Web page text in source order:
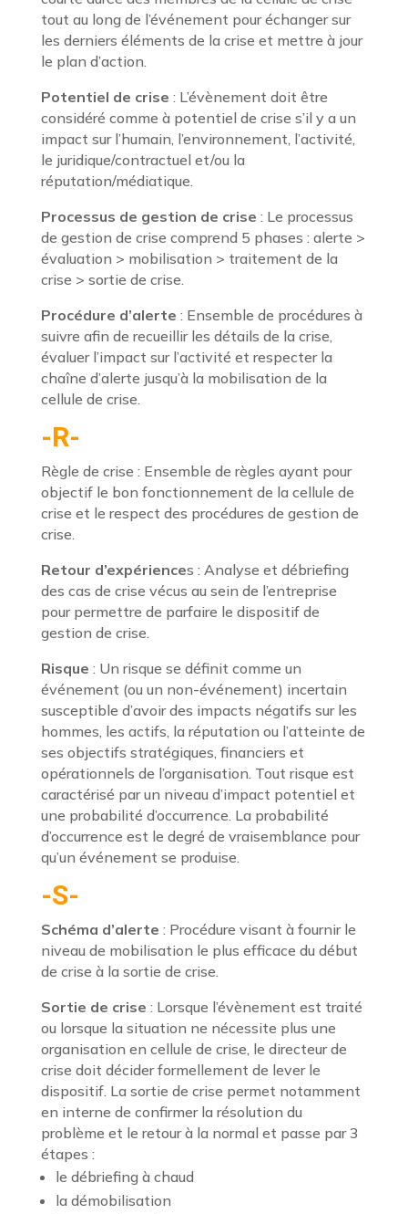
tout au long de l’événement pour échanger sur
les derniers éléments de la crise et mettre à jour
le plan d’action.
Potentiel de crise : L’évènement doit être
considéré comme à potentiel de crise s’il y a un
impact sur l’humain, l’environnement, l’activité,
le juridique/contractuel et/ou la
réputation/médiatique.
Processus de gestion de crise : Le processus
de gestion de crise comprend 5 phases : alerte >
évaluation > mobilisation > traitement de la
crise > sortie de crise.
Procédure d’alerte : Ensemble de procédures à
suivre afin de recueillir les détails de la crise,
évaluer l’impact sur l’activité et respecter la
chaîne d’alerte jusqu’à la mobilisation de la
cellule de crise.
-R-
Règle de crise : Ensemble de règles ayant pour
objectif le bon fonctionnement de la cellule de
crise et le respect des procédures de gestion de
crise.
Retour d’expériences : Analyse et débriefing
des cas de crise vécus au sein de l’entreprise
pour permettre de parfaire le dispositif de
gestion de crise.
Risque : Un risque se définit comme un
événement (ou un non-événement) incertain
susceptible d’avoir des impacts négatifs sur les
hommes, les actifs, la réputation ou l’atteinte de
ses objectifs stratégiques, financiers et
opérationnels de l’organisation. Tout risque est
caractérisé par un niveau d’impact potentiel et
une probabilité d’occurrence. La probabilité
d’occurrence est le degré de vraisemblance pour
qu’un événement se produise.
-S-
Schéma d’alerte : Procédure visant à fournir le
niveau de mobilisation le plus efficace du début
de crise à la sortie de crise.
Sortie de crise : Lorsque l’évènement est traité
ou lorsque la situation ne nécessite plus une
organisation en cellule de crise, le directeur de
crise doit décider formellement de lever le
dispositif. La sortie de crise permet notamment
en interne de confirmer la résolution du
problème et le retour à la normal et passe par 3
étapes :
le débriefing à chaud
la démobilisation